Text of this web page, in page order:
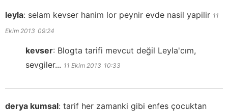
leyla: selam kevser hanim lor peynir evde nasil yapilir 11
Ekim 2013 09:24
kevser: Blogta tarifi mevcut değil Leyla'cım,
sevgiler... 11 Ekim 2013 10:33
derya kumsal: tarif her zamanki gibi enfes çocuktan